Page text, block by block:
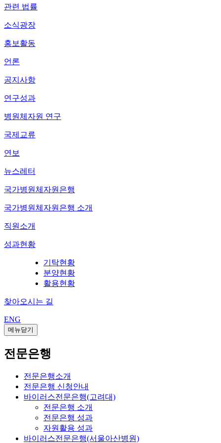
관련 법률
소식광장
홍보활동
언론
공지사항
연구성과
병원체자원 연구
국제교류
연보
뉴스레터
국가병원체자원은행
국가병원체자원은행 소개
직원소개
성과현황
기탁현황
분양현황
활용현황
찾아오시는 길
ENG
메뉴닫기
전문은행
전문은행소개
전문은행 신청안내
바이러스전문은행(고려대)
전문은행 소개
전문은행 성과
자원활용 성과
바이러스전문은행(서울아산병원)